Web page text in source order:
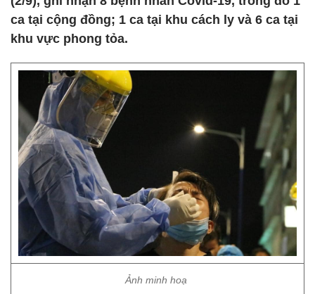
ca tại cộng đồng; 1 ca tại khu cách ly và 6 ca tại
khu vực phong tỏa.
Ảnh minh hoạ